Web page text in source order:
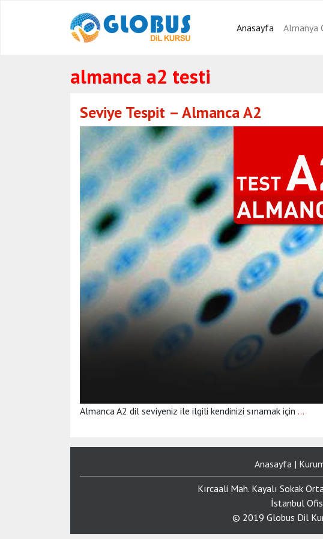
Anasayfa Almanya
almanca a2 testi
Seviye Tespit – Almanca A2
Almanca A2 dil seviyeniz ile ilgili kendinizi sınamak için …
Anasayfa |
Kırcaali Mah. Kayalı Sokak
İstanbul
© 2019 Globus Dil